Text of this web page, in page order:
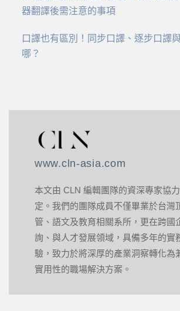
器翻譯後需注意的事項
口譯也有區別！同步口譯、逐步口譯
哪？
www.cln-asia.com
本文由 CLN 編輯團隊的資深專家協
定。我們的團隊成員不僅畢業於台灣
管、語文及教育相關系所，更在跨國
詢、與人才發展領域，具備多年的實
驗，致力於將深厚的產業洞察轉化為
實用性的職場解決方案。